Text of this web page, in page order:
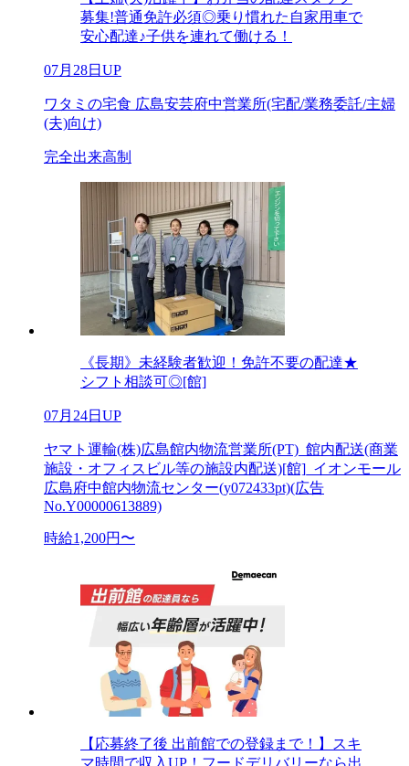
募集!普通免許必須◎乗り慣れた自家用車で
安心配達♪子供を連れて働ける！
07月28日UP
ワタミの宅食 広島安芸府中営業所(宅配/業務委託/主婦
(夫)向け)
完全出来高制
《長期》未経験者歓迎！免許不要の配達★
シフト相談可◎[館]
07月24日UP
ヤマト運輸(株)広島館内物流営業所(PT)_館内配送(商業
施設・オフィスビル等の施設内配送)[館]_イオンモール
広島府中館内物流センター(y072433pt)(広告
No.Y00000613889)
時給1,200円〜
【応募終了後 出前館での登録まで！】スキ